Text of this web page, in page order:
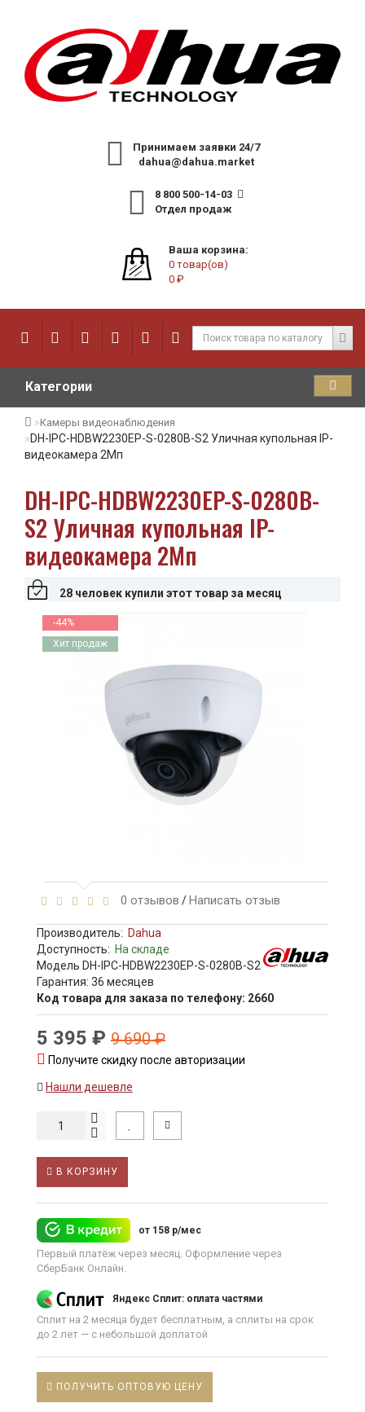
Принимаем заявки 24/7
dahua@dahua.market
8 800 500-14-03
Отдел продаж
Ваша корзина:
0 товар(ов)
0 ₽
Категории
Камеры видеонаблюдения
DH-IPC-HDBW2230EP-S-0280B-S2 Уличная купольная IP-
видеокамера 2Мп
DH-IPC-HDBW2230EP-S-0280B-
S2 Уличная купольная IP-
видеокамера 2Мп
28 человек купили этот товар за месяц
-44%
Хит продаж
0 отзывов /Написать отзыв
Производитель: Dahua
Доступность: На складе
Модель DH-IPC-HDBW2230EP-S-0280B-S2
Гарантия: 36 месяцев
Код товара для заказа по телефону: 2660
5 395 ₽ 9 690 ₽
Получите скидку после авторизации
Нашли дешевле
В КОРЗИНУ
от 158 р/мес
Первый платёж через месяц. Оформление через
СберБанк Онлайн.
Яндекс Сплит: оплата частями
Сплит на 2 месяца будет бесплатным, а сплиты на срок
до 2 лет — с небольшой доплатой
ПОЛУЧИТЬ ОПТОВУЮ ЦЕНУ